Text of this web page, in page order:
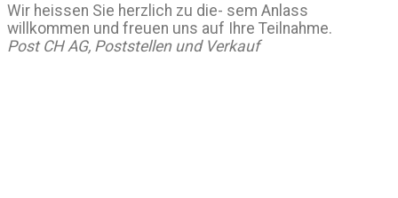
Wir heissen Sie herzlich zu die- sem Anlass
willkommen und freuen uns auf Ihre Teilnahme.
Post CH AG, Poststellen und Verkauf